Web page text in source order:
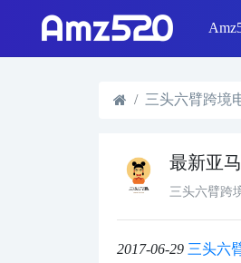
三头六臂跨境
最新亚
三头六臂跨
2017-06-29 三头六